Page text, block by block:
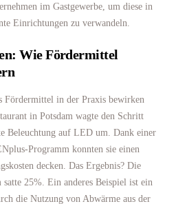
im Gastgewerbe, um diese in
Einrichtungen zu verwandeln.
Wie Fördermittel
Fördermittel in der Praxis bewirken
in Potsdam wagte den Schritt
Beleuchtung auf LED um. Dank einer
Programm konnten sie einen
decken. Das Ergebnis? Die
satte 25%. Ein anderes Beispiel ist ein
die Nutzung von Abwärme aus der